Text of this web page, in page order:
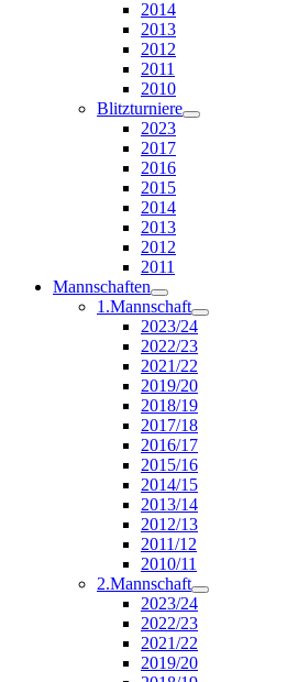
2014
2013
2012
2011
2010
Blitzturniere
2023
2017
2016
2015
2014
2013
2012
2011
Mannschaften
1.Mannschaft
2023/24
2022/23
2021/22
2019/20
2018/19
2017/18
2016/17
2015/16
2014/15
2013/14
2012/13
2011/12
2010/11
2.Mannschaft
2023/24
2022/23
2021/22
2019/20